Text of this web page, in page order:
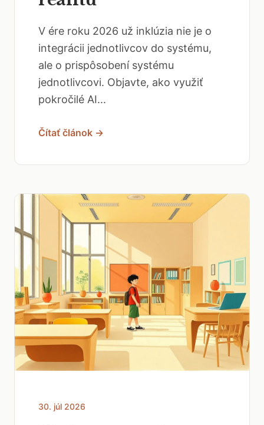
V ére roku 2026 už inklúzia nie je o
integrácii jednotlivcov do systému,
ale o prispôsobení systému
jednotlivcovi. Objavte, ako využiť
pokročilé AI...
Čítať článok →
30. júl 2026